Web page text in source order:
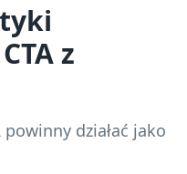
z
powinny działać jako